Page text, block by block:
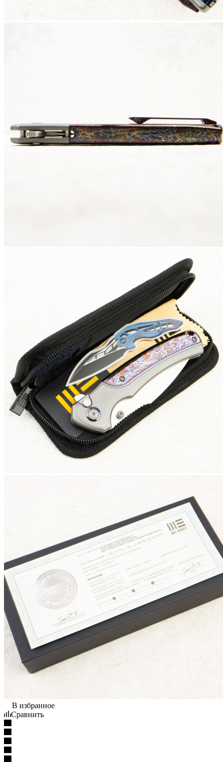
В избранное
Сравнить